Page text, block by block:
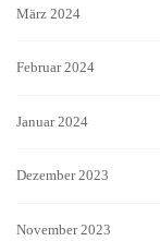
März 2024
Februar 2024
Januar 2024
Dezember 2023
November 2023